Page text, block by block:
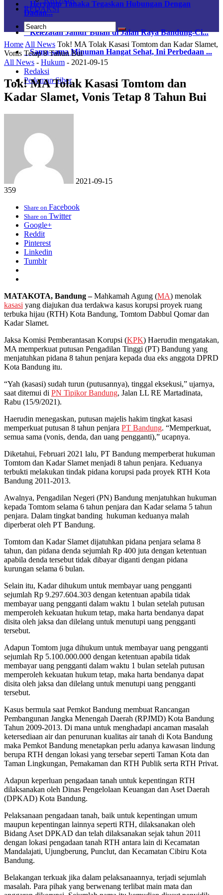
Heryanto Tanaka Tegaskan Hubungan Dengan
Dadan...
Kelezatan Jamur Bulan di Jalan Raya Bandung-Ci...
Sama-sama Minuman Hangat Sehat, Ini Perbedaan ...
Redaksi
Pedoman Siber
REDAKSI
Home All News Tok! MA Tolak Kasasi Tomtom dan Kadar Slamet,
Vonis Tetap 8 Tahun Bui
All News - Hukum - 2021-09-15
Tok! MA Tolak Kasasi Tomtom dan
Kadar Slamet, Vonis Tetap 8 Tahun Bui
2021-09-15
359
Share on Facebook
Share on Twitter
Google+
Reddit
Pinterest
Linkedin
Tumblr
MATAKOTA, Bandung –Mahkamah Agung (MA) menolak
kasasi yang diajukan dua terdakwa kasus korupsi proyek ruang
terbuka hijau (RTH) Kota Bandung, Tomtom Dabbul Qomar dan
Kadar Slamet.
Jaksa Komisi Pemberantasan Korupsi (KPK) Haerudin mengatakan,
MA memperkuat putusan Pengadilan Tinggi (PT) Bandung yang
menjatuhkan pidana 8 tahun penjara kepada dua eks anggota DPRD
Kota Bandung itu.
“Yah (kasasi) sudah turun (putusannya), tinggal eksekusi,” ujarnya,
saat ditemui di PN Tipikor Bandung, Jalan LL RE Martadinata,
Rabu (15/9/2021).
Haerudin menegaskan, putusan majelis hakim tingkat kasasi
memperkuat putusan 8 tahun penjara PT Bandung. “Memperkuat,
semua sama (vonis, denda, dan uang pengganti),” ucapnya.
Diketahui, Februari 2021 lalu, PT Bandung memperberat hukuman
Tomtom dan Kadar Slamet menjadi 8 tahun penjara. Keduanya
terbukti melakukan tindak pidana korupsi pada proyek RTH Kota
Bandung 2011-2013.
Awalnya, Pengadilan Negeri (PN) Bandung menjatuhkan hukuman
kepada Tomtom selama 6 tahun penjara dan Kadar selama 5 tahun
penjara. Dalam tingkat banding hukuman keduanya malah
diperberat oleh PT Bandung.
Tomtom dan Kadar Slamet dijatuhkan pidana penjara selama 8
tahun, dan pidana denda sejumlah Rp 400 juta dengan ketentuan
apabila denda tersebut tidak dibayar diganti dengan pidana
kurungan selama 6 bulan.
Selain itu, Kadar dihukum untuk membayar uang pengganti
sejumlah Rp 9.297.604.303 dengan ketentuan apabila tidak
membayar uang pengganti dalam waktu 1 bulan setelah putusan
memperoleh kekuatan hukum tetap, maka harta bendanya dapat
disita oleh jaksa dan dilelang untuk menutupi uang pengganti
tersebut.
Adapun Tomtom juga dihukum untuk membayar uang pengganti
sejumlah Rp 5.100.000.000 dengan ketentuan apabila tidak
membayar uang pengganti dalam waktu 1 bulan setelah putusan
memperoleh kekuatan hukum tetap, maka harta bendanya dapat
disita oleh jaksa dan dilelang untuk menutupi uang pengganti
tersebut.
Kasus bermula saat Pemkot Bandung membuat Rancangan
Pembangunan Jangka Menengah Daerah (RPJMD) Kota Bandung
Tahun 2009-2013. Di mana untuk menghadapi ancaman masalah
ketersediaan air dan penurunan kualitas air tanah di Kota Bandung
maka Pemkot Bandung menetapkan perlu adanya kawasan lindung
berupa RTH dengan lokasi yang tersebar seperti Taman Kota dan
Taman Lingkungan, Pemakaman dan RTH Publik serta RTH Privat.
Adapun keperluan pengadaan tanah untuk kepentingan RTH
dilaksanakan oleh Dinas Pengelolaan Keuangan dan Aset Daerah
(DPKAD) Kota Bandung.
Pelaksanaan pengadaan tanah, baik untuk kepentingan umum
maupun kepentingan lainnya seperti RTH, dilaksanakan oleh
Bidang Aset DPKAD dan telah dilaksanakan sejak tahun 2011
dengan lokasi pengadaan tanah RTH antara lain di Kecamatan
Mandalajati, Ujungberung, Punclut, dan Kecamatan Cibiru Kota
Bandung.
Belakangan terkuak jika dalam pelaksanaannya, terjadi sejumlah
masalah. Para pihak yang berwenang terlibat main mata dan